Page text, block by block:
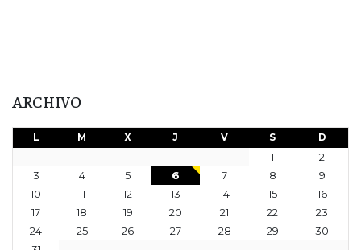
ARCHIVO
L M X J V S D
1
2
3
4 5 6 7 8
9
10
11 12 13 14 15
16
17
18 19 20 21 22
23
24
25 26 27 28 29
30